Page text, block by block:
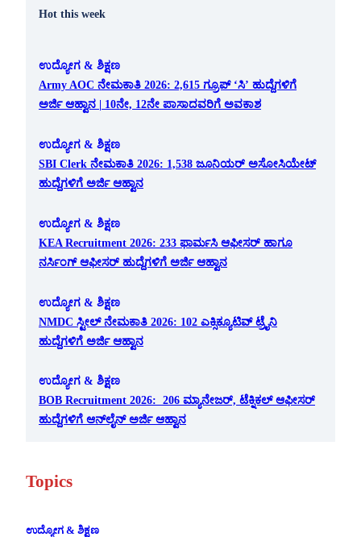
Hot this week
ಉದ್ಯೋಗ & ಶಿಕ್ಷಣ
Army AOC ನೇಮಕಾತಿ 2026: 2,615 ಗ್ರೂಪ್ ‘ಸಿ’ ಹುದ್ದೆಗಳಿಗೆ
ಅರ್ಜಿ ಆಹ್ವಾನ | 10ನೇ, 12ನೇ ಪಾಸಾದವರಿಗೆ ಅವಕಾಶ
ಉದ್ಯೋಗ & ಶಿಕ್ಷಣ
SBI Clerk ನೇಮಕಾತಿ 2026: 1,538 ಜೂನಿಯರ್ ಅಸೋಸಿಯೇಟ್
ಹುದ್ದೆಗಳಿಗೆ ಅರ್ಜಿ ಆಹ್ವಾನ
ಉದ್ಯೋಗ & ಶಿಕ್ಷಣ
KEA Recruitment 2026: 233 ಫಾರ್ಮಸಿ ಆಫೀಸರ್ ಹಾಗೂ
ನರ್ಸಿಂಗ್ ಆಫೀಸರ್ ಹುದ್ದೆಗಳಿಗೆ ಅರ್ಜಿ ಆಹ್ವಾನ
ಉದ್ಯೋಗ & ಶಿಕ್ಷಣ
NMDC ಸ್ಟೀಲ್ ನೇಮಕಾತಿ 2026: 102 ಎಕ್ಸಿಕ್ಯೂಟಿವ್ ಟ್ರೈನಿ
ಹುದ್ದೆಗಳಿಗೆ ಅರ್ಜಿ ಆಹ್ವಾನ
ಉದ್ಯೋಗ & ಶಿಕ್ಷಣ
BOB Recruitment 2026: 206 ಮ್ಯಾನೇಜರ್, ಟೆಕ್ನಿಕಲ್ ಆಫೀಸರ್
ಹುದ್ದೆಗಳಿಗೆ ಆನ್‌ಲೈನ್ ಅರ್ಜಿ ಆಹ್ವಾನ
Topics
ಉದ್ಯೋಗ & ಶಿಕ್ಷಣ